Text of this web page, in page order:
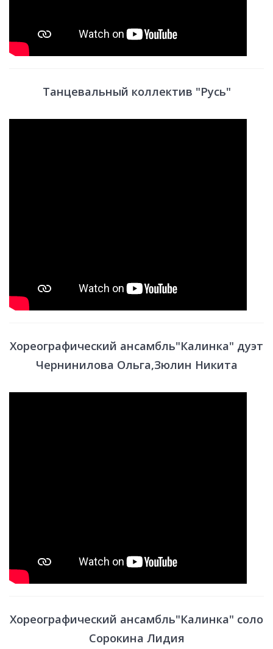
Танцевальный коллектив "Русь"
Хореографический ансамбль"Калинка" дуэт
Чернинилова Ольга,Зюлин Никита
Хореографический ансамбль"Калинка" соло
Сорокина Лидия